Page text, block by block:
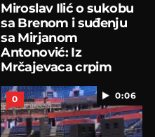
Miroslav Ilić o sukobu
sa Brenom i suđenju
sa Mirjanom
Antonović: Iz
Mrčajevaca crpim
0:06
0